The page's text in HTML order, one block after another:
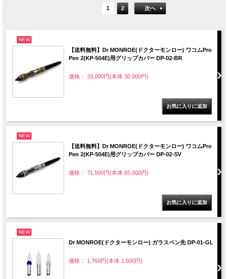
1 2 次へ
NEW
【送料無料】Dr MONROE(ドクターモンロー) ワコムPro
Pen 2(KP-504E)用グリップカバー DP-02-BR
価格： 33,000円(本体 30,000円)
NEW
【送料無料】Dr MONROE(ドクターモンロー) ワコムPro
Pen 2(KP-504E)用グリップカバー DP-02-SV
価格： 71,500円(本体 65,000円)
NEW
Dr MONROE(ドクターモンロー) ガラスペン先 DP-01-GL
価格： 1,760円(本体 1,600円)